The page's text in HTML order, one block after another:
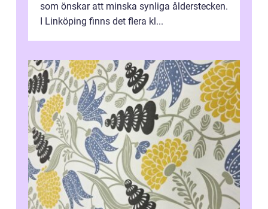
som önskar att minska synliga ålderstecken.
I Linköping finns det flera kl...